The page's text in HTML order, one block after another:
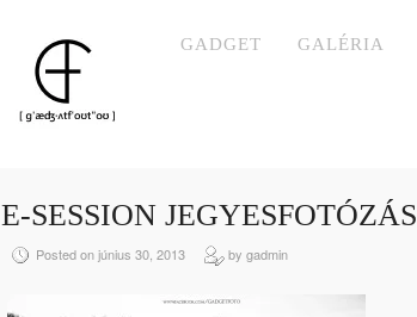
GADGET GALÉRIA
E-SESSION JEGYESFOTÓZÁS
Posted on június 30, 2013 by gadmin